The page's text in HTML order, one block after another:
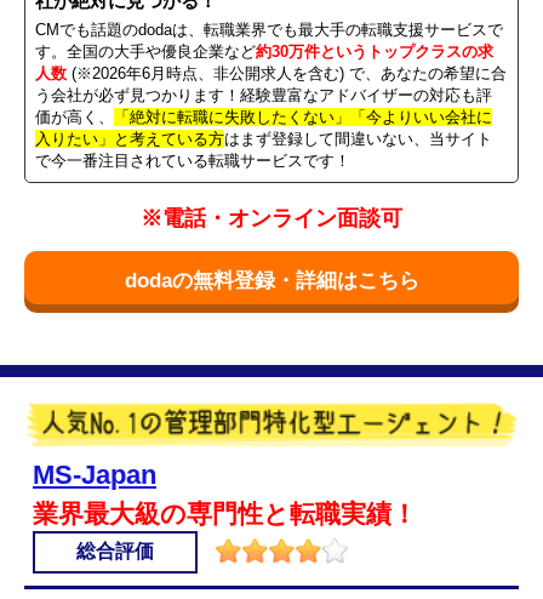
CMでも話題のdodaは、転職業界でも最大手の転職支援サービスで
す。全国の大手や優良企業など約30万件というトップクラスの求
人数 (※2026年6月時点、非公開求人を含む) で、あなたの希望に合
う会社が必ず見つかります！経験豊富なアドバイザーの対応も評
価が高く、
「絶対に転職に失敗したくない」「今よりいい会社に
入りたい」と考えている方はまず登録して間違いない、当サイト
で今一番注目されている転職サービスです！
※電話・オンライン面談可
dodaの無料登録・詳細はこちら
MS-Japan
業界最大級の専門性と転職実績！
総合評価